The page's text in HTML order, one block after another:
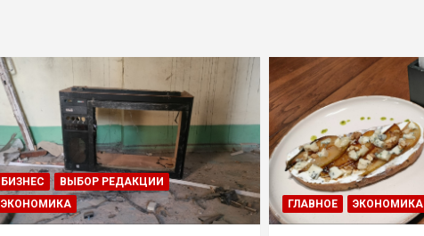
БИЗНЕС
ВЫБОР РЕДАКЦИИ
ЭКОНОМИКА
ГЛАВНОЕ ЭКОНОМИКА